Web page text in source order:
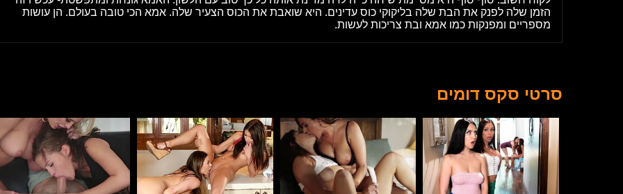
הזמן שלה לפנק את הבת שלה בליקוקי כוס עדינים. היא שואבת את הכוס הצעיר שלה. אמא הכי טובה בעולם. הן עושות
מספריים ומפנקות כמו אמא ובת צריכות לעשות.
סרטי סקס דומים